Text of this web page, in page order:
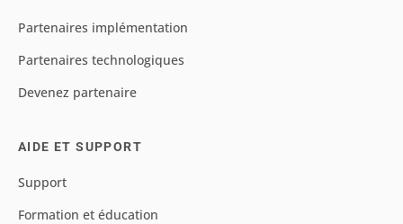
Partenaires implémentation
Partenaires technologiques
Devenez partenaire
AIDE ET SUPPORT
Support
Formation et éducation